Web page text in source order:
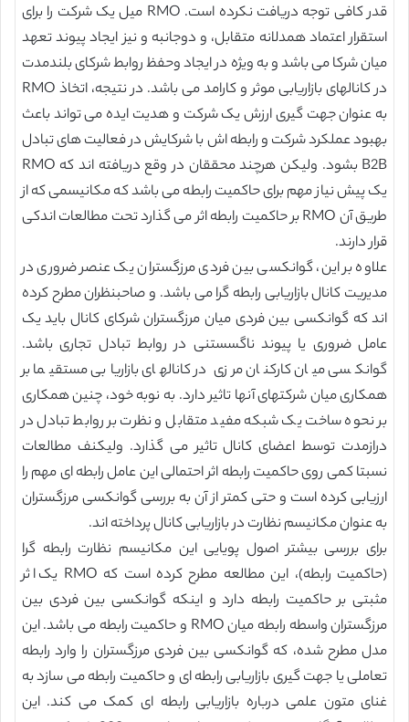
قدر کافی توجه دریافت نکرده است. RMO میل یک شرکت را برای
استقرار اعتماد همدلانه متقابل، و دوجانبه و نیز ایجاد پیوند تعهد
میان شرکا می باشد و به ویژه در ایجاد وحفظ روابط شرکای بلندمدت
در کانالهای بازاریابی موثر و کارامد می باشد. در نتیجه، اتخاذ RMO
به عنوان جهت گیری ارزش یک شرکت و هدیت ایده می تواند باعث
بهبود عملکرد شرکت و رابطه اش با شرکایش در فعالیت های تبادل
B2B بشود. ولیکن هرچند محققان در وقع دریافته اند که RMO
یک پیش نیاز مهم برای حاکمیت رابطه می باشد که مکانیسمی که از
طریق آن RMO بر حاکمیت رابطه اثر می گذارد تحت مطالعات اندکی
قرار دارند.
علاوه بر این، گوانکسی بین فردی مرزگستران یک عنصر ضروری در
مدیریت کانال بازاریابی رابطه گرا می باشد. و صاحبنظران مطرح کرده
اند که گوانکسی بین فردی میان مرزگستران شرکای کانال باید یک
عامل ضروری یا پیوند ناگسستنی در روابط تبادل تجاری باشد.
گوانکسی میان کارکنان مرزی در کانالهای بازاریابی مستقیما بر
همکاری میان شرکتهای آنها تاثیر دارد. به نوبه خود، چنین همکاری
بر نحوه ساخت یک شبکه مفید متقابل و نظرت بر روابط تبادل در
درازمدت توسط اعضای کانال تاثیر می گذارد. ولیکنف مطالعات
نسبتا کمی روی حاکمیت رابطه اثر احتمالی این عامل رابطه ای مهم را
ارزیابی کرده است و حتی کمتر از آن به بررسی گوانکسی مرزگستران
به عنوان مکانیسم نظارت در بازاریابی کانال پرداخته اند.
برای بررسی بیشتر اصول پویایی این مکانیسم نظارت رابطه گرا
(حاکمیت رابطه)، این مطالعه مطرح کرده است که RMO یک اثر
مثبتی بر حاکمیت رابطه دارد و اینکه گوانکسی بین فردی بین
مرزگستران واسطه رابطه میان RMO و حاکمیت رابطه می باشد. این
مدل مطرح شده، که گوانکسی بین فردی مرزگستران را وارد رابطه
تعاملی یا جهت گیری بازاریابی رابطه ای و حاکمیت رابطه می سازد به
غنای متون علمی درباره بازاریابی رابطه ای کمک می کند. این